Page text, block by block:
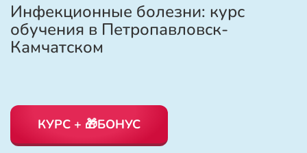
Инфекционные болезни: курс
обучения в Петропавловск-
Камчатском
КУРС + 🎁БОНУС